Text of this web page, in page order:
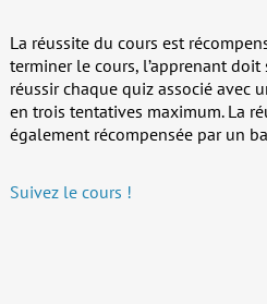
La réussite du cours est
terminer le cours, l’apprenant
réussir chaque quiz associé avec
en trois tentatives maximum. La
également récompensée par un
Suivez le cours !